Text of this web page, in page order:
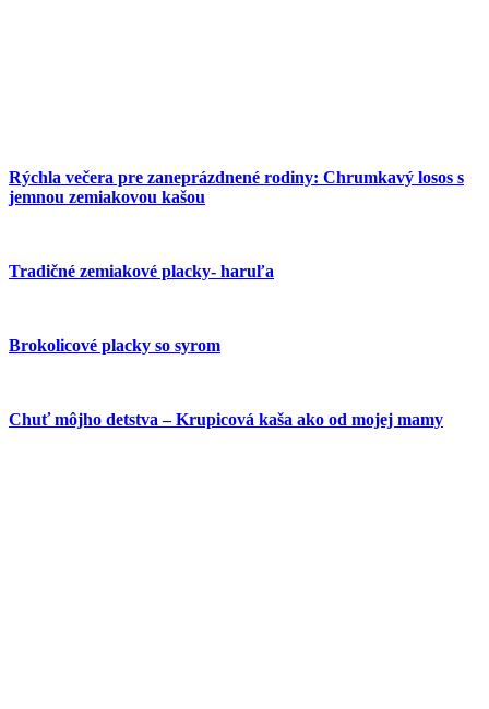
Rýchla večera pre zaneprázdnené rodiny: Chrumkavý losos s
jemnou zemiakovou kašou
Tradičné zemiakové placky- haruľa
Brokolicové placky so syrom
Chuť môjho detstva – Krupicová kaša ako od mojej mamy